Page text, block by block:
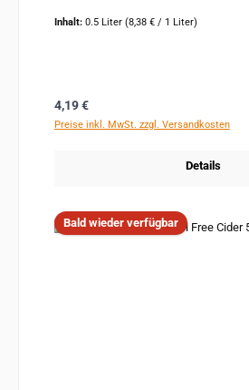
Inhalt: 0.5 Liter (8,38 € / 1 Liter)
Regulärer Preis:
4,19 €
Preise inkl. MwSt. zzgl. Versandkosten
Details
Bald wieder verfügbar